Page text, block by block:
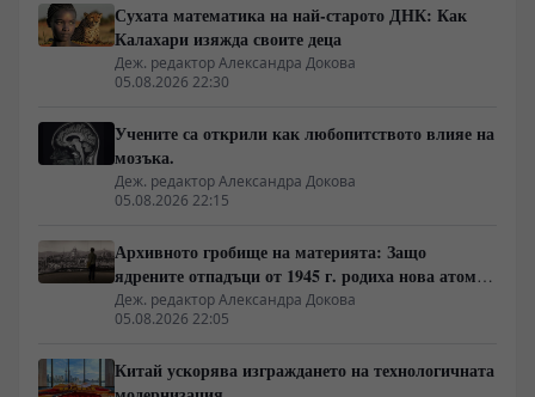
Сухата математика на най-старото ДНК: Как
Калахари изяжда своите деца
Деж. редактор Александра Докова
05.08.2026 22:30
Учените са открили как любопитството влияе на
мозъка.
Деж. редактор Александра Докова
05.08.2026 22:15
Архивното гробище на материята: Защо
ядрените отпадъци от 1945 г. родиха нова атомна
архитектура
Деж. редактор Александра Докова
05.08.2026 22:05
Китай ускорява изграждането на технологичната